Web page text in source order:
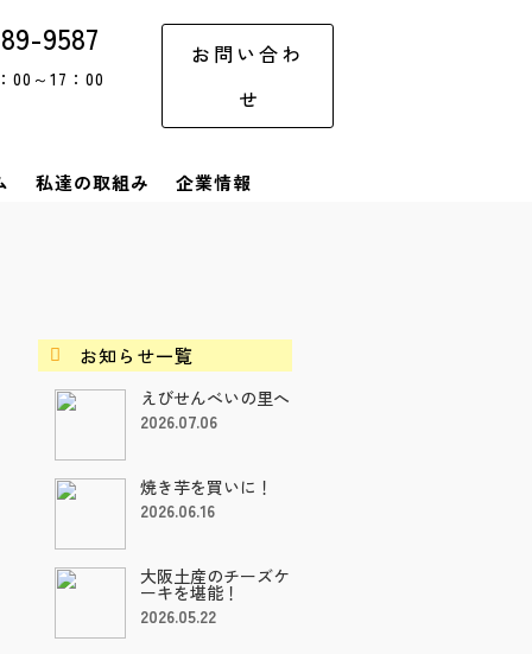
9587
00～17：00
お問い合わ
せ
私達の取組み 企業情報
 お知らせ一覧
えびせんべいの里へ
2026.07.06
焼き芋を買いに！
2026.06.16
大阪土産のチーズケ
ーキを堪能！
2026.05.22